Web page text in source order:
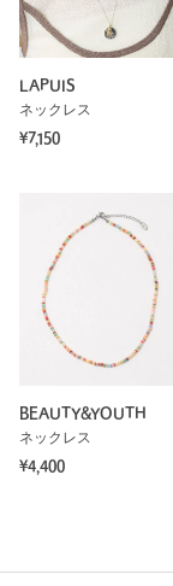
LAPUIS
ネックレス
¥7,150
BEAUTY&YOUTH
ネックレス
¥4,400